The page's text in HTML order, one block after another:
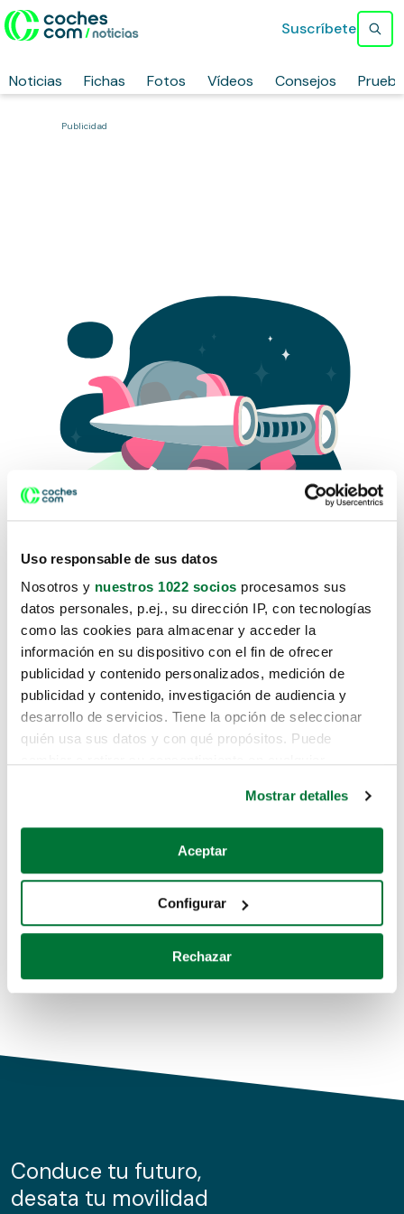
Uso responsable de sus datos
Nosotros y nuestros 1022 socios procesamos sus
datos personales, p.ej., su dirección IP, con tecnologías
como las cookies para almacenar y acceder la
información en su dispositivo con el fin de ofrecer
publicidad y contenido personalizados, medición de
publicidad y contenido, investigación de audiencia y
desarrollo de servicios. Tiene la opción de seleccionar
quién usa sus datos y con qué propósitos. Puede
Si lo permite, también quisiéramos:
Recopilar información sobre su ubicación geográfica
Identificar su dispositivo analizándolo activamente
para buscar características específicas (huellas
Obtenga más información sobre cómo se procesan sus
de cookies.
información sobre el uso que haga del sitio web con
nuestros partners de redes sociales, publicidad y análisis
Mostrar detalles
Aceptar
Configurar
Rechazar
Noticias Fichas Fotos Vídeos Consejos
Suscríbete
Publicidad
Lo sentimos, no sabemos como
te hemos traido hasta aquí.
Pero puedes encontrar el coche que estás
buscando en alguno de estos enlaces:
Coches de segunda mano
Coches de km0
Conduce tu futuro,
desata tu movilidad